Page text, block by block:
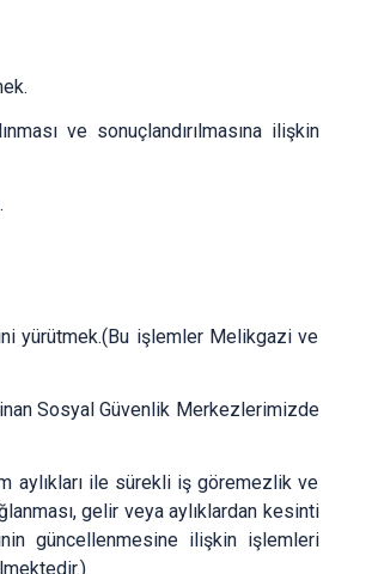
Pınarbaşı
Sarıoğlan
Yeşilhisar
ve sonuçlandırılmasına ilişkin
yürütmek.(Bu işlemler Melikgazi ve
Sosyal Güvenlik Merkezlerimizde
aylıkları ile sürekli iş göremezlik ve
gelir veya aylıklardan kesinti
güncellenmesine ilişkin işlemleri